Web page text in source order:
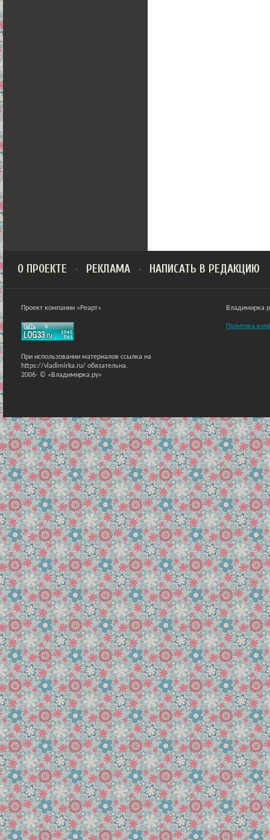
О ПРОЕКТЕ РЕКЛАМА НАПИСАТЬ В РЕДАКЦИЮ
Проект компании «Реарт»
При использовании материалов ссылка на
https://vladimirka.ru/ обязательна.
2006- © «Владимирка.ру»
Владимирка
Политика